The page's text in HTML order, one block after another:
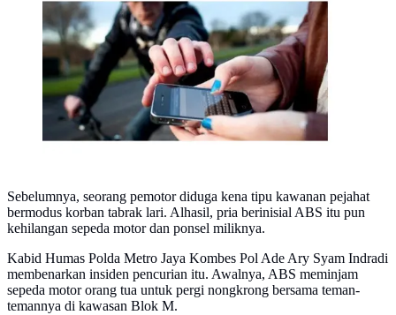
Sebelumnya, seorang pemotor diduga kena tipu kawanan pejahat
bermodus korban tabrak lari. Alhasil, pria berinisial ABS itu pun
kehilangan sepeda motor dan ponsel miliknya.
Kabid Humas Polda Metro Jaya Kombes Pol Ade Ary Syam Indradi
membenarkan insiden pencurian itu. Awalnya, ABS meminjam
sepeda motor orang tua untuk pergi nongkrong bersama teman-
temannya di kawasan Blok M.